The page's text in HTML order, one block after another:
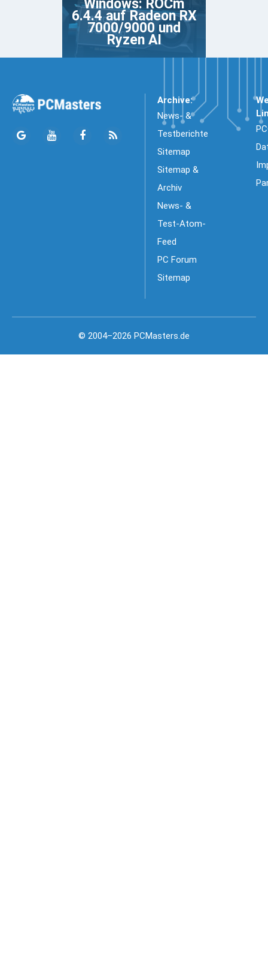
Windows: ROCm
6.4.4 auf Radeon RX
7000/9000 und
Ryzen AI
Archive:
News- &
Testberichte
Sitemap
Sitemap &
Archiv
News- &
Test-Atom-
Feed
PC Forum
Sitemap
© 2004–2026 PCMasters.de